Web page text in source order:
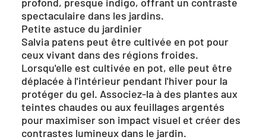
spectaculaire dans les jardins.
Petite astuce du jardinier
Salvia patens peut être cultivée en pot pour
ceux vivant dans des régions froides.
Lorsqu'elle est cultivée en pot, elle peut être
déplacée à l'intérieur pendant l'hiver pour la
protéger du gel. Associez-la à des plantes aux
teintes chaudes ou aux feuillages argentés
pour maximiser son impact visuel et créer des
contrastes lumineux dans le jardin.